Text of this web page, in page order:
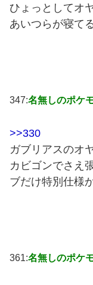
ひょっとしてオ
あいつらが寝て
347:名無しのポケ
>>330
ガブリアスのオ
カビゴンでさえ
ブだけ特別仕様
361:名無しのポケ